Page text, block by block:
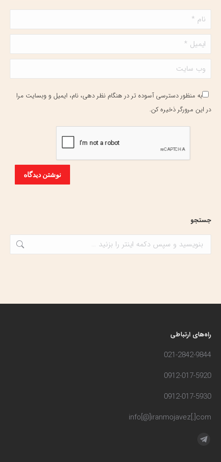
نام *
ایمیل *
وب سایت
به منظور دسترسی آسوده تر در هنگام نظر دهی، نام، ایمیل و وبسایت مرا
در این مرورگر ذخیره کن.
نوشتن دیدگاه
جستجو
جستجو:
راه‌های ارتباطی
021-2842-9844
0912-017-5920
0912-017-5930
info[@]iranmojavez[.]com
مارا در اینجا پیدا کنید:
تلگرام